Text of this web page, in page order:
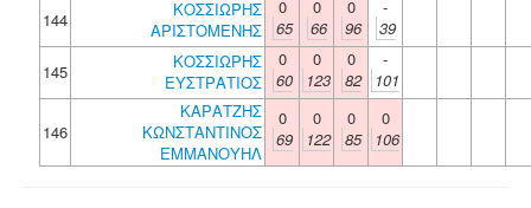
144
ΚΟΣΣΙΩΡΗΣ
ΑΡΙΣΤΟΜΕΝΗΣ
0
65
0
66
0
96
-
39
145
ΚΟΣΣΙΩΡΗΣ
ΕΥΣΤΡΑΤΙΟΣ
0
60
0
123
0
82
-
101
146
ΚΑΡΑΤΖΗΣ
ΚΩΝΣΤΑΝΤΙΝΟΣ
ΕΜΜΑΝΟΥΗΛ
0
69
0
122
0
85
0
106